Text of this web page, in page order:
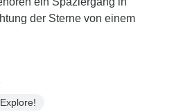
der Sterne von einem